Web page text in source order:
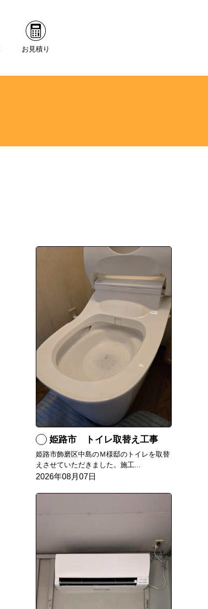
お見積り
姫路市 トイレ取替え工事
姫路市飾磨区中島のＭ様邸のトイレを取替
えさせていただきました。施工...
2026年08月07日